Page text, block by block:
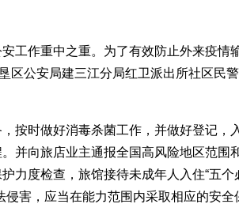
作重中之重。为了有效防止外来疫情
区公安局建三江分局红卫派出所社区民警
时做好消毒杀菌工作，并做好登记，
并向旅店业主通报全国高风险地区范围
力度检查，旅馆接待未成年人入住“五个
害，应当在能力范围内采取相应的安全